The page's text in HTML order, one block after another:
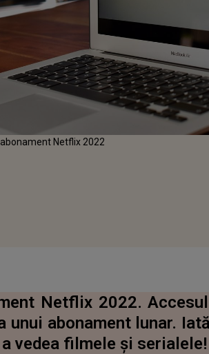
Netflix 2022
Netflix 2022.
unui abonament lunar.
vedea filmele şi serialele!